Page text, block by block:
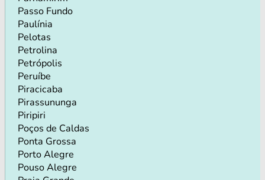
Passo Fundo
Paulínia
Pelotas
Petrolina
Petrópolis
Peruíbe
Piracicaba
Pirassununga
Piripiri
Poços de Caldas
Ponta Grossa
Porto Alegre
Pouso Alegre